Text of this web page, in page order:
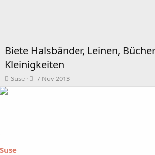
Biete Halsbänder, Leinen,
Kleinigkeiten
T
h
a
Suse
B
e
7 Nov 2013
Suse